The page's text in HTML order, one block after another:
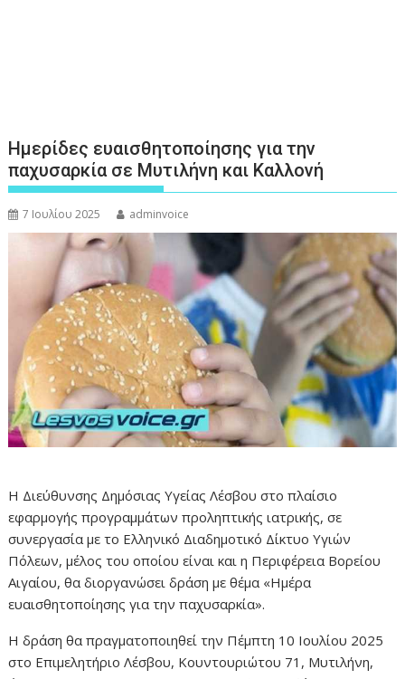
Ημερίδες ευαισθητοποίησης για την
παχυσαρκία σε Μυτιλήνη και Καλλονή
7 Ιουλίου 2025 adminvoice
Η Διεύθυνσης Δημόσιας Υγείας Λέσβου στο πλαίσιο
εφαρμογής προγραμμάτων προληπτικής ιατρικής, σε
συνεργασία με το Ελληνικό Διαδημοτικό Δίκτυο Υγιών
Πόλεων, μέλος του οποίου είναι και η Περιφέρεια Βορείου
Αιγαίου, θα διοργανώσει δράση με θέμα «Ημέρα
ευαισθητοποίησης για την παχυσαρκία».
Η δράση θα πραγματοποιηθεί την Πέμπτη 10 Ιουλίου 2025
στο Επιμελητήριο Λέσβου, Κουντουριώτου 71, Μυτιλήνη,